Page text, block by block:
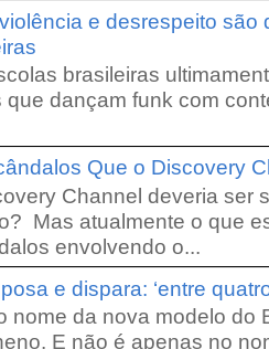
e desrespeito são
brasileiras
que dançam funk com
Que o Discovery
Channel deveria ser
Mas atualmente o que
envolvendo o...
e dispara: ‘entre
nome da nova modelo do
E não é apenas no